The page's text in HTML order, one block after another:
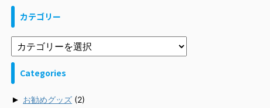
カテゴリー
Categories
► お勧めグッズ (2)